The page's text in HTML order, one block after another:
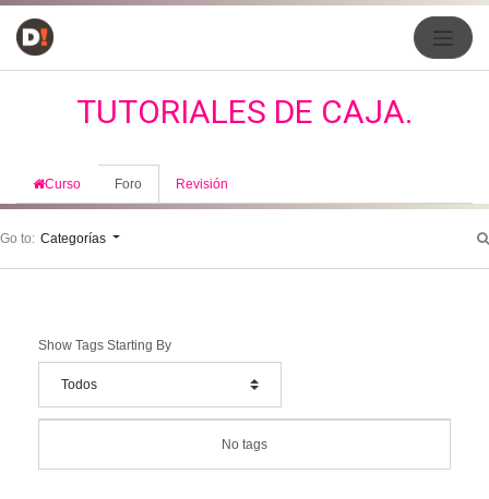
TUTORIALES DE CAJA.
Curso Foro Revisión
Go to: Categorías
Show Tags Starting By
No tags